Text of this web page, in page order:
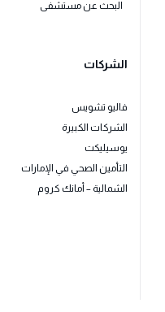
البحث عن مستشفى
الشركات
فاليو تشويس
الشركات الكبيرة
يوسيليكت
التأمين الصحي في الإمارات
الشمالية – أمانك كروم